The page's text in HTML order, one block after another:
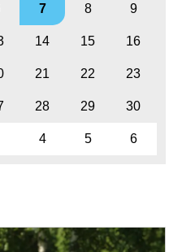
7 8 9
14 15 16
21 22 23
28 29 30
4 5 6